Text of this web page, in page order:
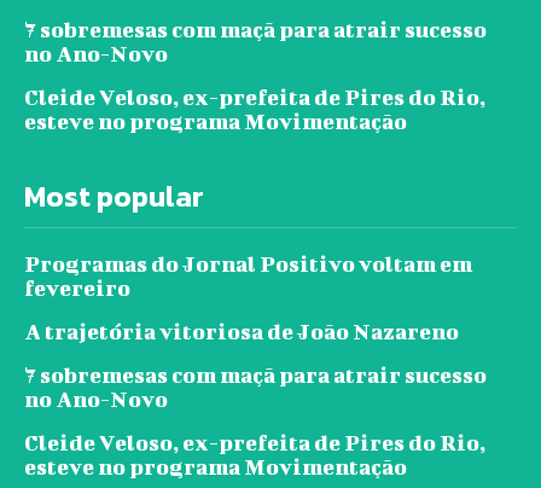
7 sobremesas com maçã para atrair sucesso
no Ano-Novo
Cleide Veloso, ex-prefeita de Pires do Rio,
esteve no programa Movimentação
Most popular
Programas do Jornal Positivo voltam em
fevereiro
A trajetória vitoriosa de João Nazareno
7 sobremesas com maçã para atrair sucesso
no Ano-Novo
Cleide Veloso, ex-prefeita de Pires do Rio,
esteve no programa Movimentação